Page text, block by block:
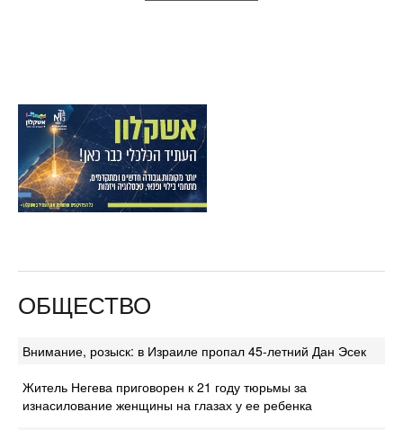
ОБЩЕСТВО
Внимание, розыск: в Израиле пропал 45-летний Дан Эсек
Житель Негева приговорен к 21 году тюрьмы за
изнасилование женщины на глазах у ее ребенка